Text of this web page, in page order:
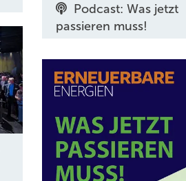
Podcast: Was jetzt
passieren muss!